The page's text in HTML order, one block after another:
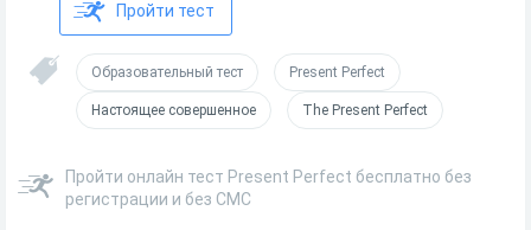
Пройти тест
Образовательный тест Present Perfect
Настоящее совершенное The Present Perfect
Пройти онлайн тест Present Perfect бесплатно без
регистрации и без СМС